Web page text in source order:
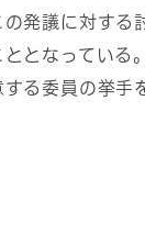
の発議に対する
となっている
る委員の挙手